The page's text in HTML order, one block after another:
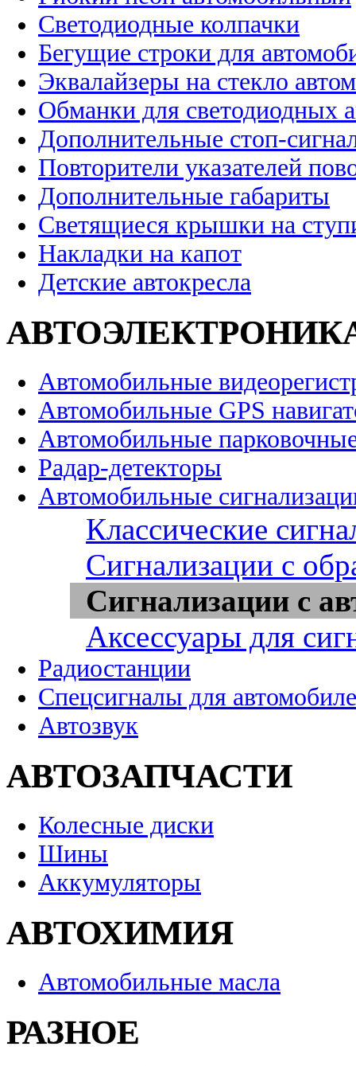
Светодиодные колпачки
Бегущие строки для
Эквалайзеры на стекло
Обманки для светодиодных
Дополнительные стоп-
Повторители указателей
Дополнительные габариты
Светящиеся крышки на
Накладки на капот
Детские автокресла
Автомобильные
Автомобильные GPS
Автомобильные
Радар-детекторы
Автомобильные
Классические
Сигнализации с
Сигнализации с
Аксессуары для
Радиостанции
Спецсигналы для
Автозвук
АВТОЗАПЧАСТИ
Колесные диски
Шины
Аккумуляторы
АВТОХИМИЯ
Автомобильные масла
РАЗНОЕ